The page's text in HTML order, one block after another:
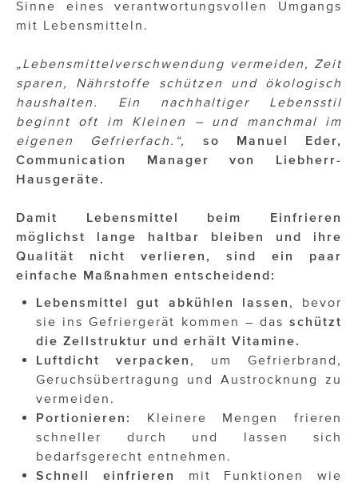
Sinne eines verantwortungsvollen Umgangs
mit Lebensmitteln.
„Lebensmittelverschwendung vermeiden, Zeit
sparen, Nährstoffe schützen und ökologisch
haushalten. Ein nachhaltiger Lebensstil
beginnt oft im Kleinen – und manchmal im
eigenen Gefrierfach.“,
so Manuel Eder,
Communication Manager von Liebherr-
Hausgeräte.
Damit Lebensmittel beim Einfrieren
möglichst lange haltbar bleiben und ihre
Qualität nicht verlieren, sind ein paar
einfache Maßnahmen entscheidend:
Lebensmittel gut abkühlen lassen , bevor
sie ins Gefriergerät kommen – das schützt
die Zellstruktur und erhält Vitamine.
Luftdicht verpacken , um Gefrierbrand,
Geruchsübertragung und Austrocknung zu
vermeiden.
Portionieren:
Kleinere Mengen frieren
schneller durch und lassen sich
bedarfsgerecht entnehmen.
Schnell einfrieren
mit Funktionen wie